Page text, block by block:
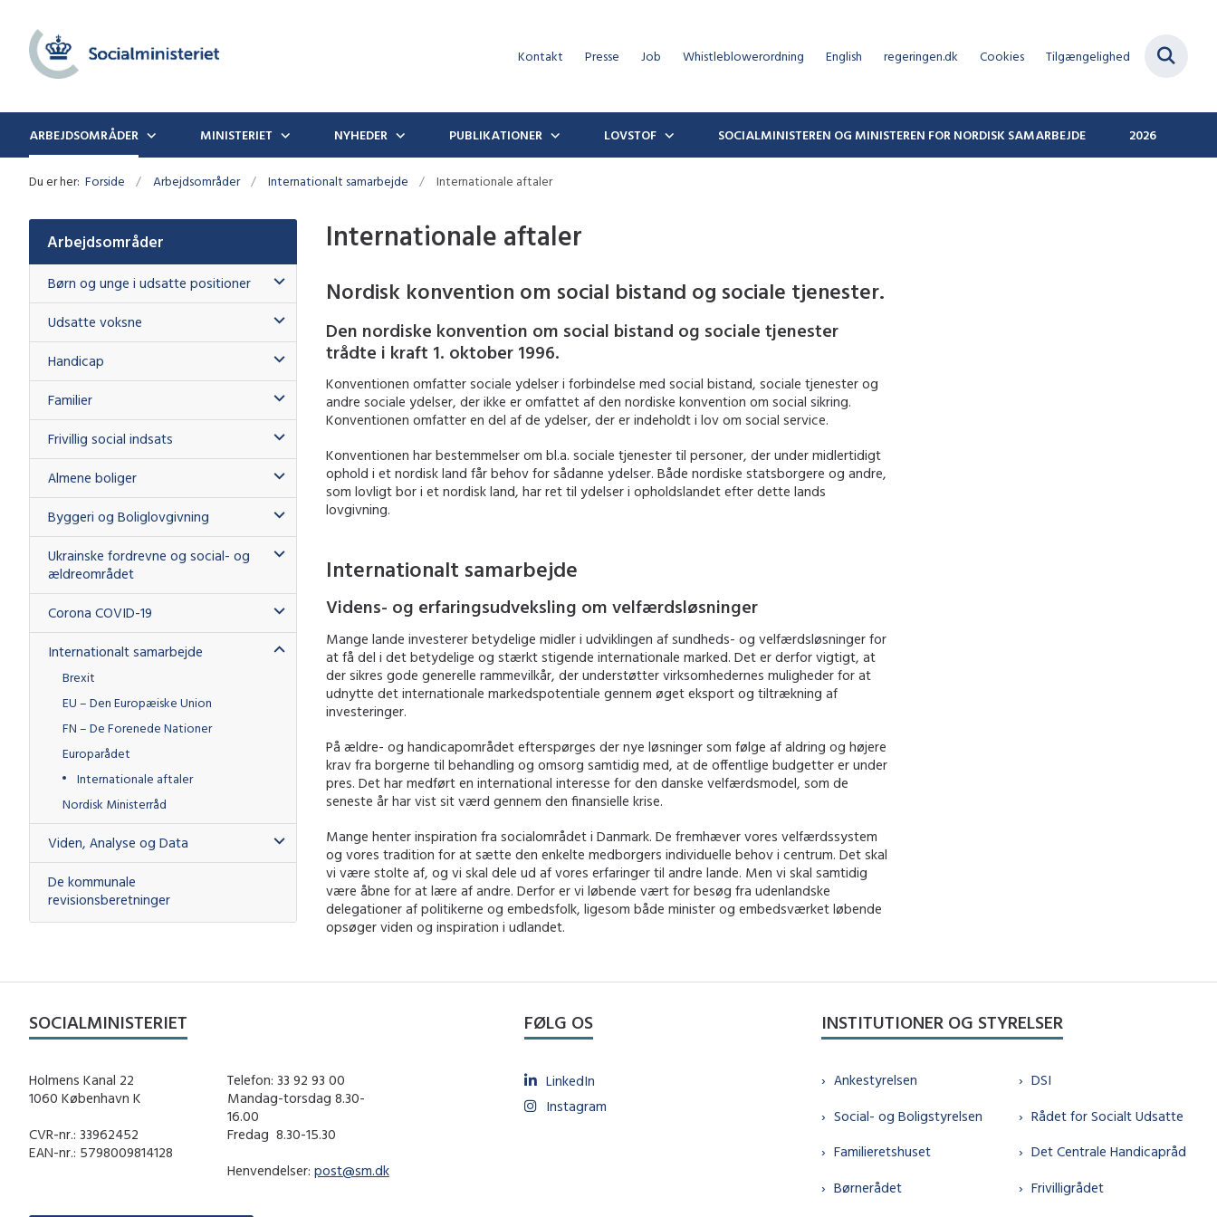
Kontakt Presse Job Whistleblowerordning English regeringen.dk Cookies Tilgængelighed
ARBEJDSOMRÅDER MINISTERIET NYHEDER PUBLIKATIONER LOVSTOF SOCIALMINISTEREN OG MINISTEREN FOR NORDISK SAMARBEJDE 2026
Du er her: Forside Arbejdsområder Internationalt samarbejde Internationale aftaler
Arbejdsområder
Børn og unge i udsatte positioner
Udsatte voksne
Handicap
Familier
Frivillig social indsats
Almene boliger
Byggeri og Boliglovgivning
Ukrainske fordrevne og social- og
ældreområdet
Corona COVID-19
Internationalt samarbejde
Brexit
EU – Den Europæiske Union
FN – De Forenede Nationer
Europarådet
Internationale aftaler
Nordisk Ministerråd
Viden, Analyse og Data
De kommunale
revisionsberetninger
Internationale aftaler
Nordisk konvention om social bistand og sociale tjenester.
Den nordiske konvention om social bistand og sociale tjenester
trådte i kraft 1. oktober 1996.
Konventionen omfatter sociale ydelser i forbindelse med social bistand, sociale tjenester og
andre sociale ydelser, der ikke er omfattet af den nordiske konvention om social sikring.
Konventionen omfatter en del af de ydelser, der er indeholdt i lov om social service.
Konventionen har bestemmelser om bl.a. sociale tjenester til personer, der under midlertidigt
ophold i et nordisk land får behov for sådanne ydelser. Både nordiske statsborgere og andre,
som lovligt bor i et nordisk land, har ret til ydelser i opholdslandet efter dette lands
lovgivning.
Internationalt samarbejde
Videns- og erfaringsudveksling om velfærdsløsninger
Mange lande investerer betydelige midler i udviklingen af sundheds- og velfærdsløsninger for
at få del i det betydelige og stærkt stigende internationale marked. Det er derfor vigtigt, at
der sikres gode generelle rammevilkår, der understøtter virksomhedernes muligheder for at
udnytte det internationale markedspotentiale gennem øget eksport og tiltrækning af
investeringer.
På ældre- og handicapområdet efterspørges der nye løsninger som følge af aldring og højere
krav fra borgerne til behandling og omsorg samtidig med, at de offentlige budgetter er under
pres. Det har medført en international interesse for den danske velfærdsmodel, som de
seneste år har vist sit værd gennem den finansielle krise.
Mange henter inspiration fra socialområdet i Danmark. De fremhæver vores velfærdssystem
og vores tradition for at sætte den enkelte medborgers individuelle behov i centrum. Det skal
vi være stolte af, og vi skal dele ud af vores erfaringer til andre lande. Men vi skal samtidig
være åbne for at lære af andre. Derfor er vi løbende vært for besøg fra udenlandske
delegationer af politikerne og embedsfolk, ligesom både minister og embedsværket løbende
opsøger viden og inspiration i udlandet.
SOCIALMINISTERIET
Holmens Kanal 22
1060 København K
CVR-nr.: 33962452
EAN-nr.: 5798009814128
Telefon: 33 92 93 00
Mandag-torsdag 8.30-
16.00
Fredag ​ 8.30-15.30
Henvendelser: post@sm.dk
FØLG OS
LinkedIn
Instagram
INSTITUTIONER OG STYRELSER
Ankestyrelsen
Social- og Boligstyrelsen
Familieretshuset
Børnerådet
DSI
Rådet for Socialt Udsatte
Det Centrale Handicapråd
Frivilligrådet